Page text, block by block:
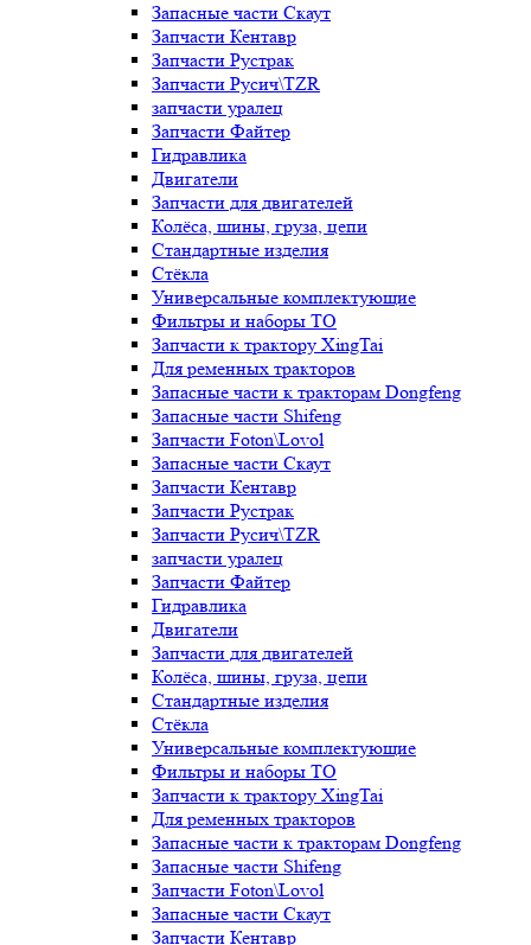
Запасные части Скаут
Запчасти Кентавр
Запчасти Рустрак
Запчасти Русич\TZR
запчасти уралец
Запчасти Файтер
Гидравлика
Двигатели
Запчасти для двигателей
Колёса, шины, груза, цепи
Стандартные изделия
Стёкла
Универсальные комплектующие
Фильтры и наборы ТО
Запчасти к трактору XingTai
Для ременных тракторов
Запасные части к тракторам Dongfeng
Запасные части Shifeng
Запчасти Foton\Lovol
Запасные части Скаут
Запчасти Кентавр
Запчасти Рустрак
Запчасти Русич\TZR
запчасти уралец
Запчасти Файтер
Гидравлика
Двигатели
Запчасти для двигателей
Колёса, шины, груза, цепи
Стандартные изделия
Стёкла
Универсальные комплектующие
Фильтры и наборы ТО
Запчасти к трактору XingTai
Для ременных тракторов
Запасные части к тракторам Dongfeng
Запасные части Shifeng
Запчасти Foton\Lovol
Запасные части Скаут
Запчасти Кентавр